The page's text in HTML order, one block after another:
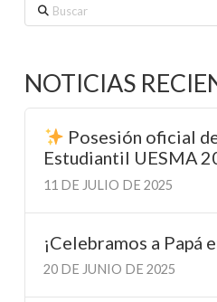
Buscar
NOTICIAS
Posesión oficial
Estudiantil UESMA
11 DE JULIO DE 2025
¡Celebramos a Papá
20 DE JUNIO DE 2025